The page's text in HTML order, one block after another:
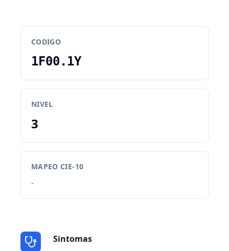
CODIGO
1F00.1Y
NIVEL
3
MAPEO CIE-10
-
Sintomas